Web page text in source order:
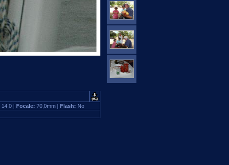
14.0 | Focale: 70,0mm | Flash: No